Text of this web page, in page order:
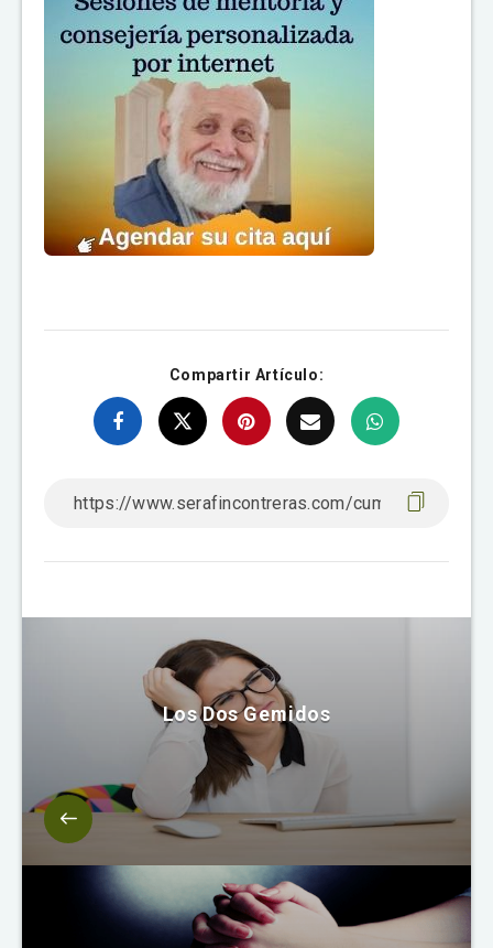
Compartir Artículo:
Los Dos Gemidos